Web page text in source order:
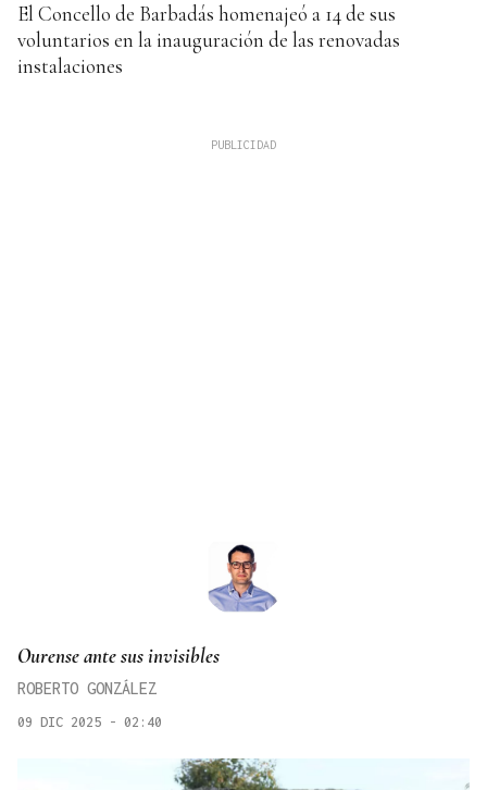
El Concello de Barbadás homenajeó a 14 de sus
voluntarios en la inauguración de las renovadas
instalaciones
Ourense ante sus invisibles
ROBERTO GONZÁLEZ
09 DIC 2025 - 02:40